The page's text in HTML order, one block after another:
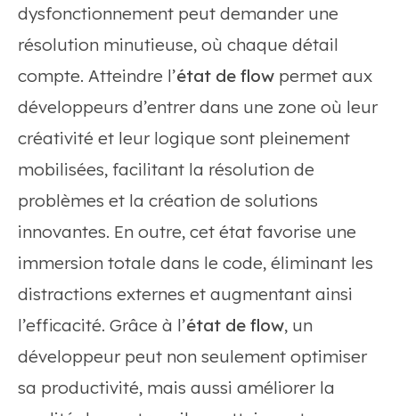
dysfonctionnement peut demander une
résolution minutieuse, où chaque détail
compte. Atteindre l’état de flow permet aux
développeurs d’entrer dans une zone où leur
créativité et leur logique sont pleinement
mobilisées, facilitant la résolution de
problèmes et la création de solutions
innovantes. En outre, cet état favorise une
immersion totale dans le code, éliminant les
distractions externes et augmentant ainsi
l’efficacité. Grâce à l’état de flow, un
développeur peut non seulement optimiser
sa productivité, mais aussi améliorer la